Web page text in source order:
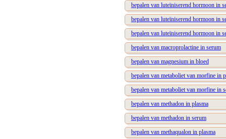
bepalen van luteïniserend hormoon in
bepalen van luteïniserend hormoon in
bepalen van luteïniserend hormoon in
bepalen van macroprolactine in serum
bepalen van magnesium in bloed
bepalen van metaboliet van morfine in
bepalen van metaboliet van morfine in
bepalen van methadon in plasma
bepalen van methadon in serum
bepalen van methaqualon in plasma